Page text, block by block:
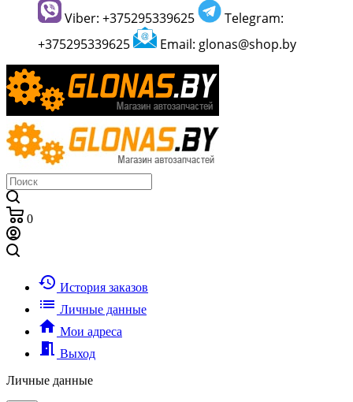
Viber: +375295339625
Telegram:
+375295339625
Email: glonas@shop.by
0
history История заказов
list Личные данные
home Мои адреса
meeting_room Выход
Личные данные